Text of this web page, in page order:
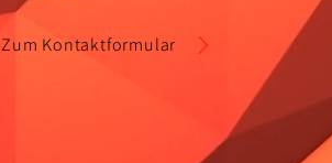
Zum Kontaktformular